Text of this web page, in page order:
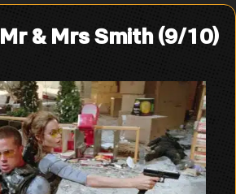
Mr & Mrs Smith (9/10)